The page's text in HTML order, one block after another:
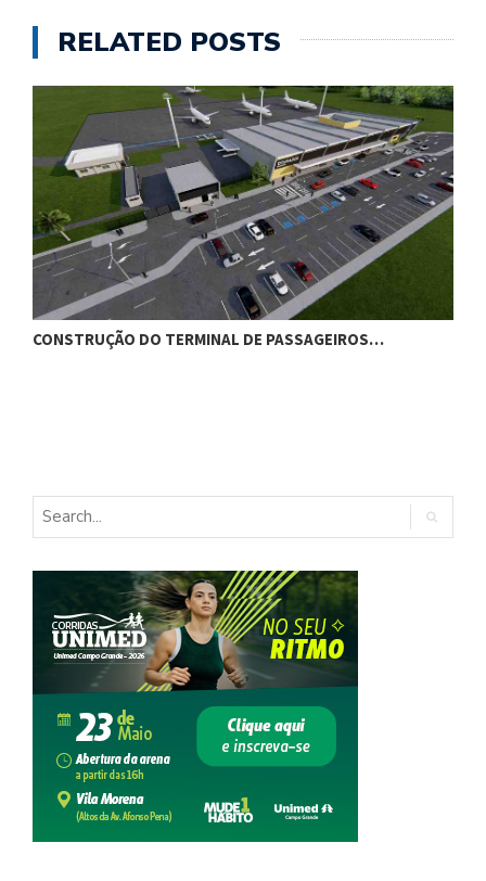
RELATED POSTS
CONSTRUÇÃO DO TERMINAL DE PASSAGEIROS…